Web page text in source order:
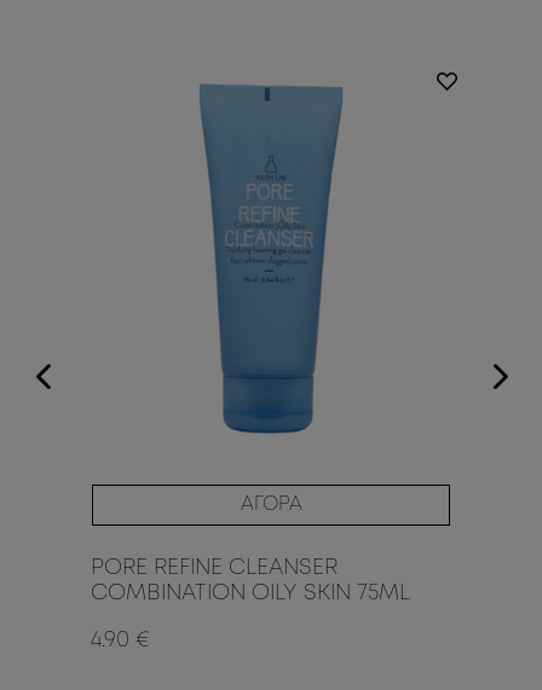
ΑΓΟΡΑ
PORE REFINE CLEANSER
COMBINATION OILY SKIN 75ML
4.90 €